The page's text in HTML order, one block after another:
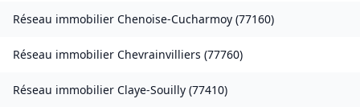
Réseau immobilier Chenoise-Cucharmoy (77160)
Réseau immobilier Chevrainvilliers (77760)
Réseau immobilier Claye-Souilly (77410)